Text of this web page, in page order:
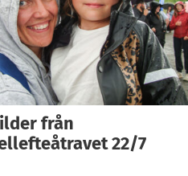
från
22/7